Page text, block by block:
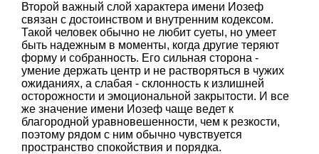
Второй важный слой характера имени Иозеф
связан с достоинством и внутренним кодексом.
Такой человек обычно не любит суеты, но умеет
быть надежным в моменты, когда другие теряют
форму и собранность. Его сильная сторона -
умение держать центр и не растворяться в чужих
ожиданиях, а слабая - склонность к излишней
осторожности и эмоциональной закрытости. И все
же значение имени Иозеф чаще ведет к
благородной уравновешенности, чем к резкости,
поэтому рядом с ним обычно чувствуется
пространство спокойствия и порядка.